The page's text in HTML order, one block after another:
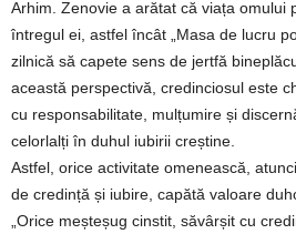
Arhim. Zenovie a arătat că viața omului
întregul ei, astfel încât „Masa de lucru
zilnică să capete sens de jertfă
această perspectivă, credinciosul este
cu responsabilitate, mulțumire și
celorlalți în duhul iubirii creștine.
Astfel, orice activitate omenească,
de credință și iubire, capătă valoare
„Orice meșteșug cinstit, săvârșit cu